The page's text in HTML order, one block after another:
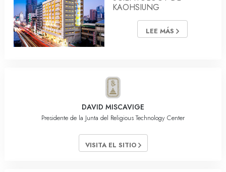
KAOHSIUNG
LEE MÁS
DAVID MISCAVIGE
Presidente de la Junta del Religious Technology Center
VISITA EL SITIO